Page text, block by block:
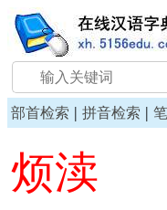
部首检索 | 拼音检索 |
烦渎